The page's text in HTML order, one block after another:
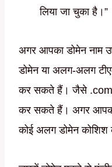
लिया जा चुका है।”
अगर आपका डोमेन नाम
डोमेन या अलग-अलग
कर सकते हैं। जैसे .com,
कर सकते हैं। अगर आपका
कोई अलग डोमेन कोशिश